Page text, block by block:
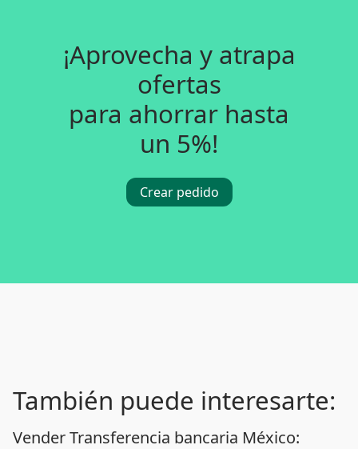
¡Aprovecha y atrapa
ofertas
para ahorrar hasta
un 5%!
Crear pedido
También puede interesarte:
Vender Transferencia bancaria México: